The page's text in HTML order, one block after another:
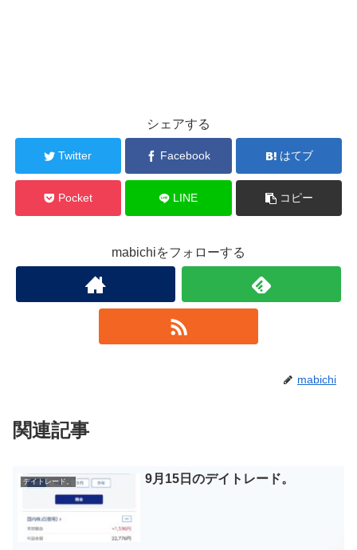
シェアする
Twitter Facebook はてブ
Pocket LINE コピー
mabichiをフォローする
mabichi
関連記事
デイトレード。 9月15日のデイトレード。